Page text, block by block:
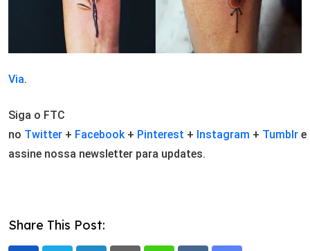
Via.
Siga o FTC
no Twitter + Facebook+ Pinterest + Instagram + Tumblr e
assine nossa newsletter para updates.
Share This Post: